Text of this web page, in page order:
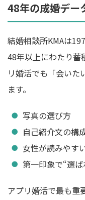
48年の成婚デー
結婚相談所KMAは
48年以上にわたり蓄
リ婚活でも「会いた
ます。
写真の選び方
自己紹介文の構
女性が読みやす
第一印象で“選
アプリ婚活で最も重